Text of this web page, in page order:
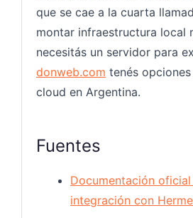
que se cae a la cuarta
montar infraestructura local
necesitás un servidor para
donweb.com tenés
cloud en Argentina.
Fuentes
Documentación oficial
integración con